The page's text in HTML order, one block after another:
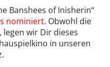
Banshees of Inisherin“
nominiert. Obwohl die
wir Dir dieses
in unseren